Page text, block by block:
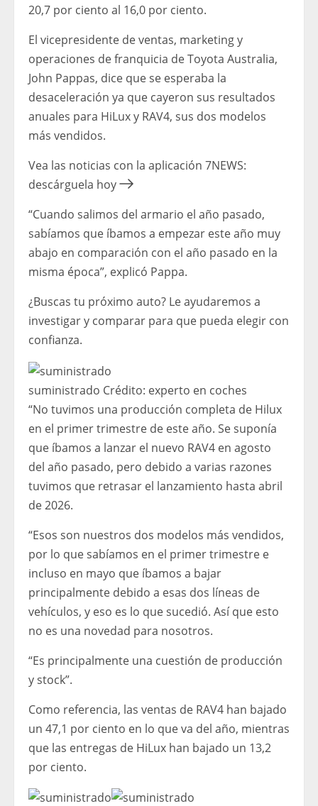
20,7 por ciento al 16,0 por ciento.
El vicepresidente de ventas, marketing y
operaciones de franquicia de Toyota Australia,
John Pappas, dice que se esperaba la
desaceleración ya que cayeron sus resultados
anuales para HiLux y RAV4, sus dos modelos
más vendidos.
Vea las noticias con la aplicación 7NEWS:
descárguela hoy
“Cuando salimos del armario el año pasado,
sabíamos que íbamos a empezar este año muy
abajo en comparación con el año pasado en la
misma época”, explicó Pappa.
¿Buscas tu próximo auto? Le ayudaremos a
investigar y comparar para que pueda elegir con
confianza.
suministrado Crédito: experto en coches
“No tuvimos una producción completa de Hilux
en el primer trimestre de este año. Se suponía
que íbamos a lanzar el nuevo RAV4 en agosto
del año pasado, pero debido a varias razones
tuvimos que retrasar el lanzamiento hasta abril
de 2026.
“Esos son nuestros dos modelos más vendidos,
por lo que sabíamos en el primer trimestre e
incluso en mayo que íbamos a bajar
principalmente debido a esas dos líneas de
vehículos, y eso es lo que sucedió. Así que esto
no es una novedad para nosotros.
“Es principalmente una cuestión de producción
y stock”.
Como referencia, las ventas de RAV4 han bajado
un 47,1 por ciento en lo que va del año, mientras
que las entregas de HiLux han bajado un 13,2
por ciento.